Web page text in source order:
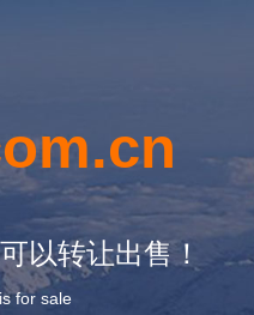
以转让出售！
for sale